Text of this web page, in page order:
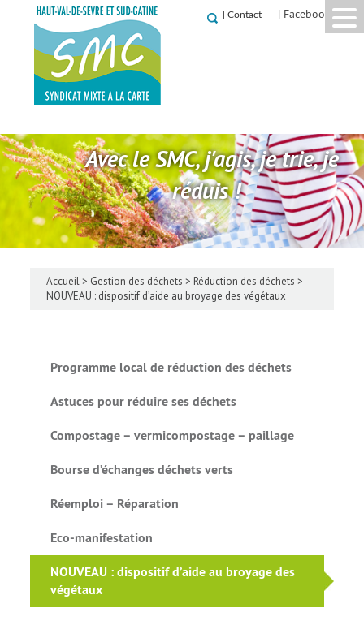
Contact | Facebook
Avec le SMC, j'agis, je trie, je
réduis !
Accueil> Gestion des déchets > Réduction des déchets >
NOUVEAU : dispositif d’aide au broyage des végétaux
Programme local de réduction des déchets
Astuces pour réduire ses déchets
Compostage – vermicompostage – paillage
Bourse d’échanges déchets verts
Réemploi – Réparation
Eco-manifestation
NOUVEAU : dispositif d’aide au broyage des
végétaux